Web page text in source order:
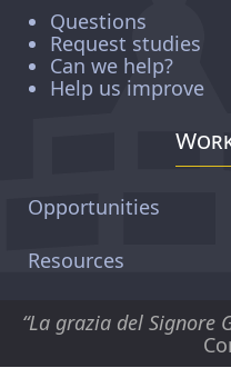
Questions
Request studies
Can we help?
Help us improve
Opportunities
Resources
“La grazia del Signore